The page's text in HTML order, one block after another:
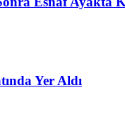
Yer Aldı